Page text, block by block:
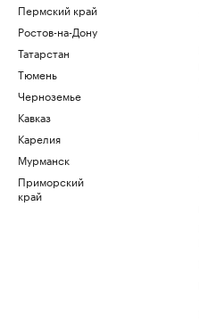
Пермский край
Ростов-на-Дону
Татарстан
Тюмень
Черноземье
Кавказ
Карелия
Мурманск
Приморский
край